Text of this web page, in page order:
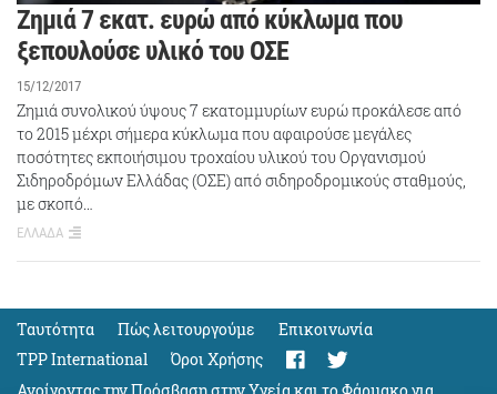
Ζημιά 7 εκατ. ευρώ από κύκλωμα που
ξεπουλούσε υλικό του ΟΣΕ
15/12/2017
Ζημιά συνολικού ύψους 7 εκατομμυρίων ευρώ προκάλεσε από
το 2015 μέχρι σήμερα κύκλωμα που αφαιρούσε μεγάλες
ποσότητες εκποιήσιμου τροχαίου υλικού του Οργανισμού
Σιδηροδρόμων Ελλάδας (ΟΣΕ) από σιδηροδρομικούς σταθμούς,
με σκοπό…
ΕΛΛΑΔΑ
Ταυτότητα Πώς λειτουργούμε
Eπικοινωνία
TPP International
Όροι Χρήσης